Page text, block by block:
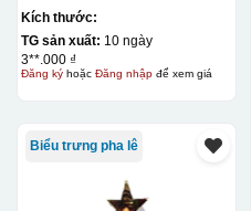
Kích thước:
TG sản xuất: 10 ngày
3**.000 ₫
Đăng kýhoặc Đăng nhậpđể xem giá
Biểu trưng pha lê